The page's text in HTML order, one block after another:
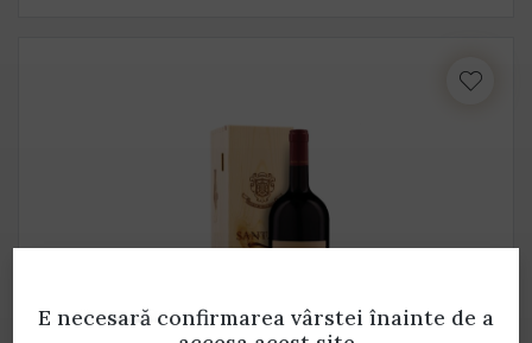
E necesară confirmarea vârstei înainte de a